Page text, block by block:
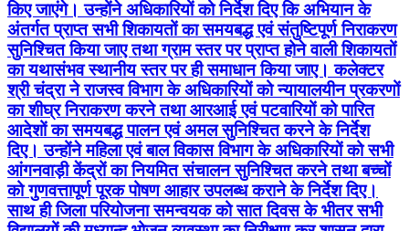
किए जाएंगे। उन्होंने अधिकारियों को निर्देश दिए कि अभियान के
अंतर्गत प्राप्त सभी शिकायतों का समयबद्ध एवं संतुष्टिपूर्ण निराकरण
सुनिश्चित किया जाए तथा ग्राम स्तर पर प्राप्त होने वाली शिकायतों
का यथासंभव स्थानीय स्तर पर ही समाधान किया जाए। कलेक्टर
श्री चंद्रा ने राजस्व विभाग के अधिकारियों को न्यायालयीन प्रकरणों
का शीघ्र निराकरण करने तथा आरआई एवं पटवारियों को पारित
आदेशों का समयबद्ध पालन एवं अमल सुनिश्चित करने के निर्देश
दिए। उन्होंने महिला एवं बाल विकास विभाग के अधिकारियों को सभी
आंगनवाड़ी केंद्रों का नियमित संचालन सुनिश्चित करने तथा बच्चों
को गुणवत्तापूर्ण पूरक पोषण आहार उपलब्ध कराने के निर्देश दिए।
साथ ही जिला परियोजना समन्वयक को सात दिवस के भीतर सभी